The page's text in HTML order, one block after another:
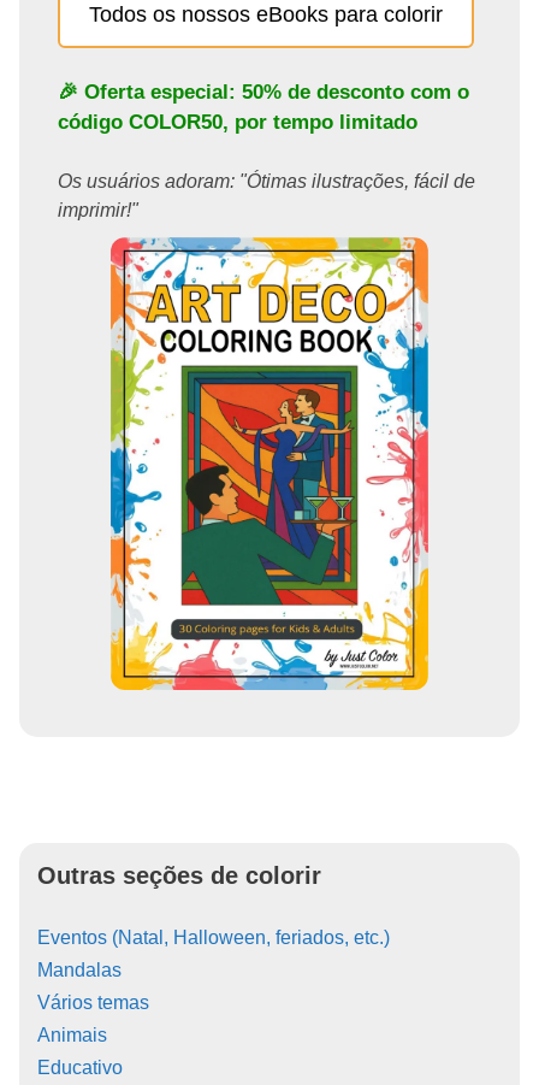
Todos os nossos eBooks para colorir
🎉 Oferta especial: 50% de desconto com o
código COLOR50, por tempo limitado
Os usuários adoram: "Ótimas ilustrações, fácil de
imprimir!"
Outras seções de colorir
Eventos (Natal, Halloween, feriados, etc.)
Mandalas
Vários temas
Animais
Educativo